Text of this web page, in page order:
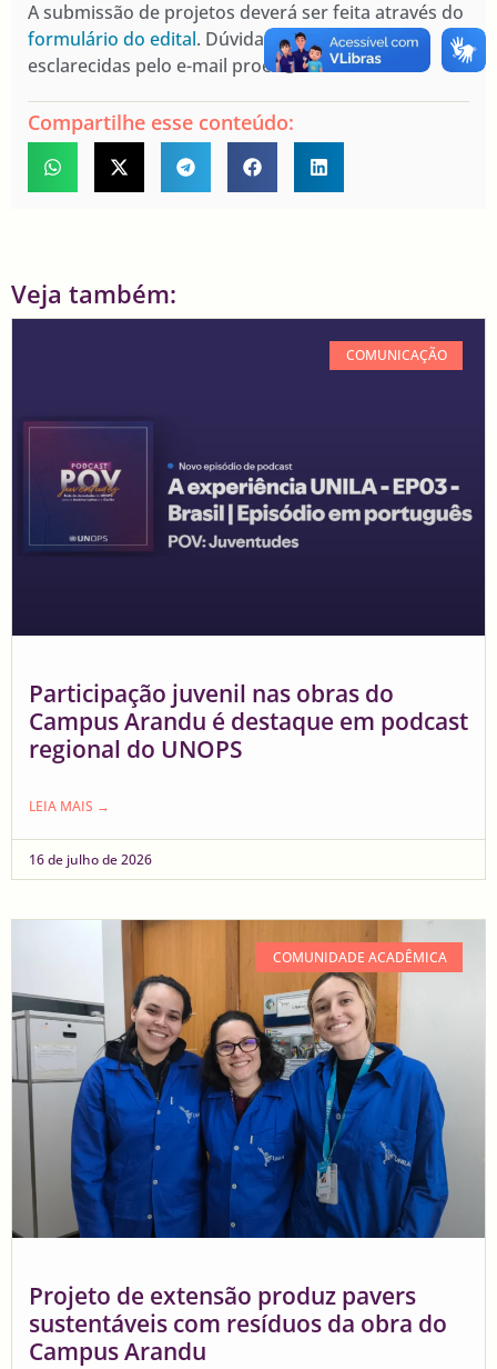
A submissão de projetos deverá ser feita através do
formulário do edital. Dúvidas podem ser
esclarecidas pelo e-mail proex@unila.edu.br.
Compartilhe esse conteúdo:
Veja também:
COMUNICAÇÃO
Participação juvenil nas obras do
Campus Arandu é destaque em podcast
regional do UNOPS
LEIA MAIS →
16 de julho de 2026
COMUNIDADE ACADÊMICA
Projeto de extensão produz pavers
sustentáveis com resíduos da obra do
Campus Arandu